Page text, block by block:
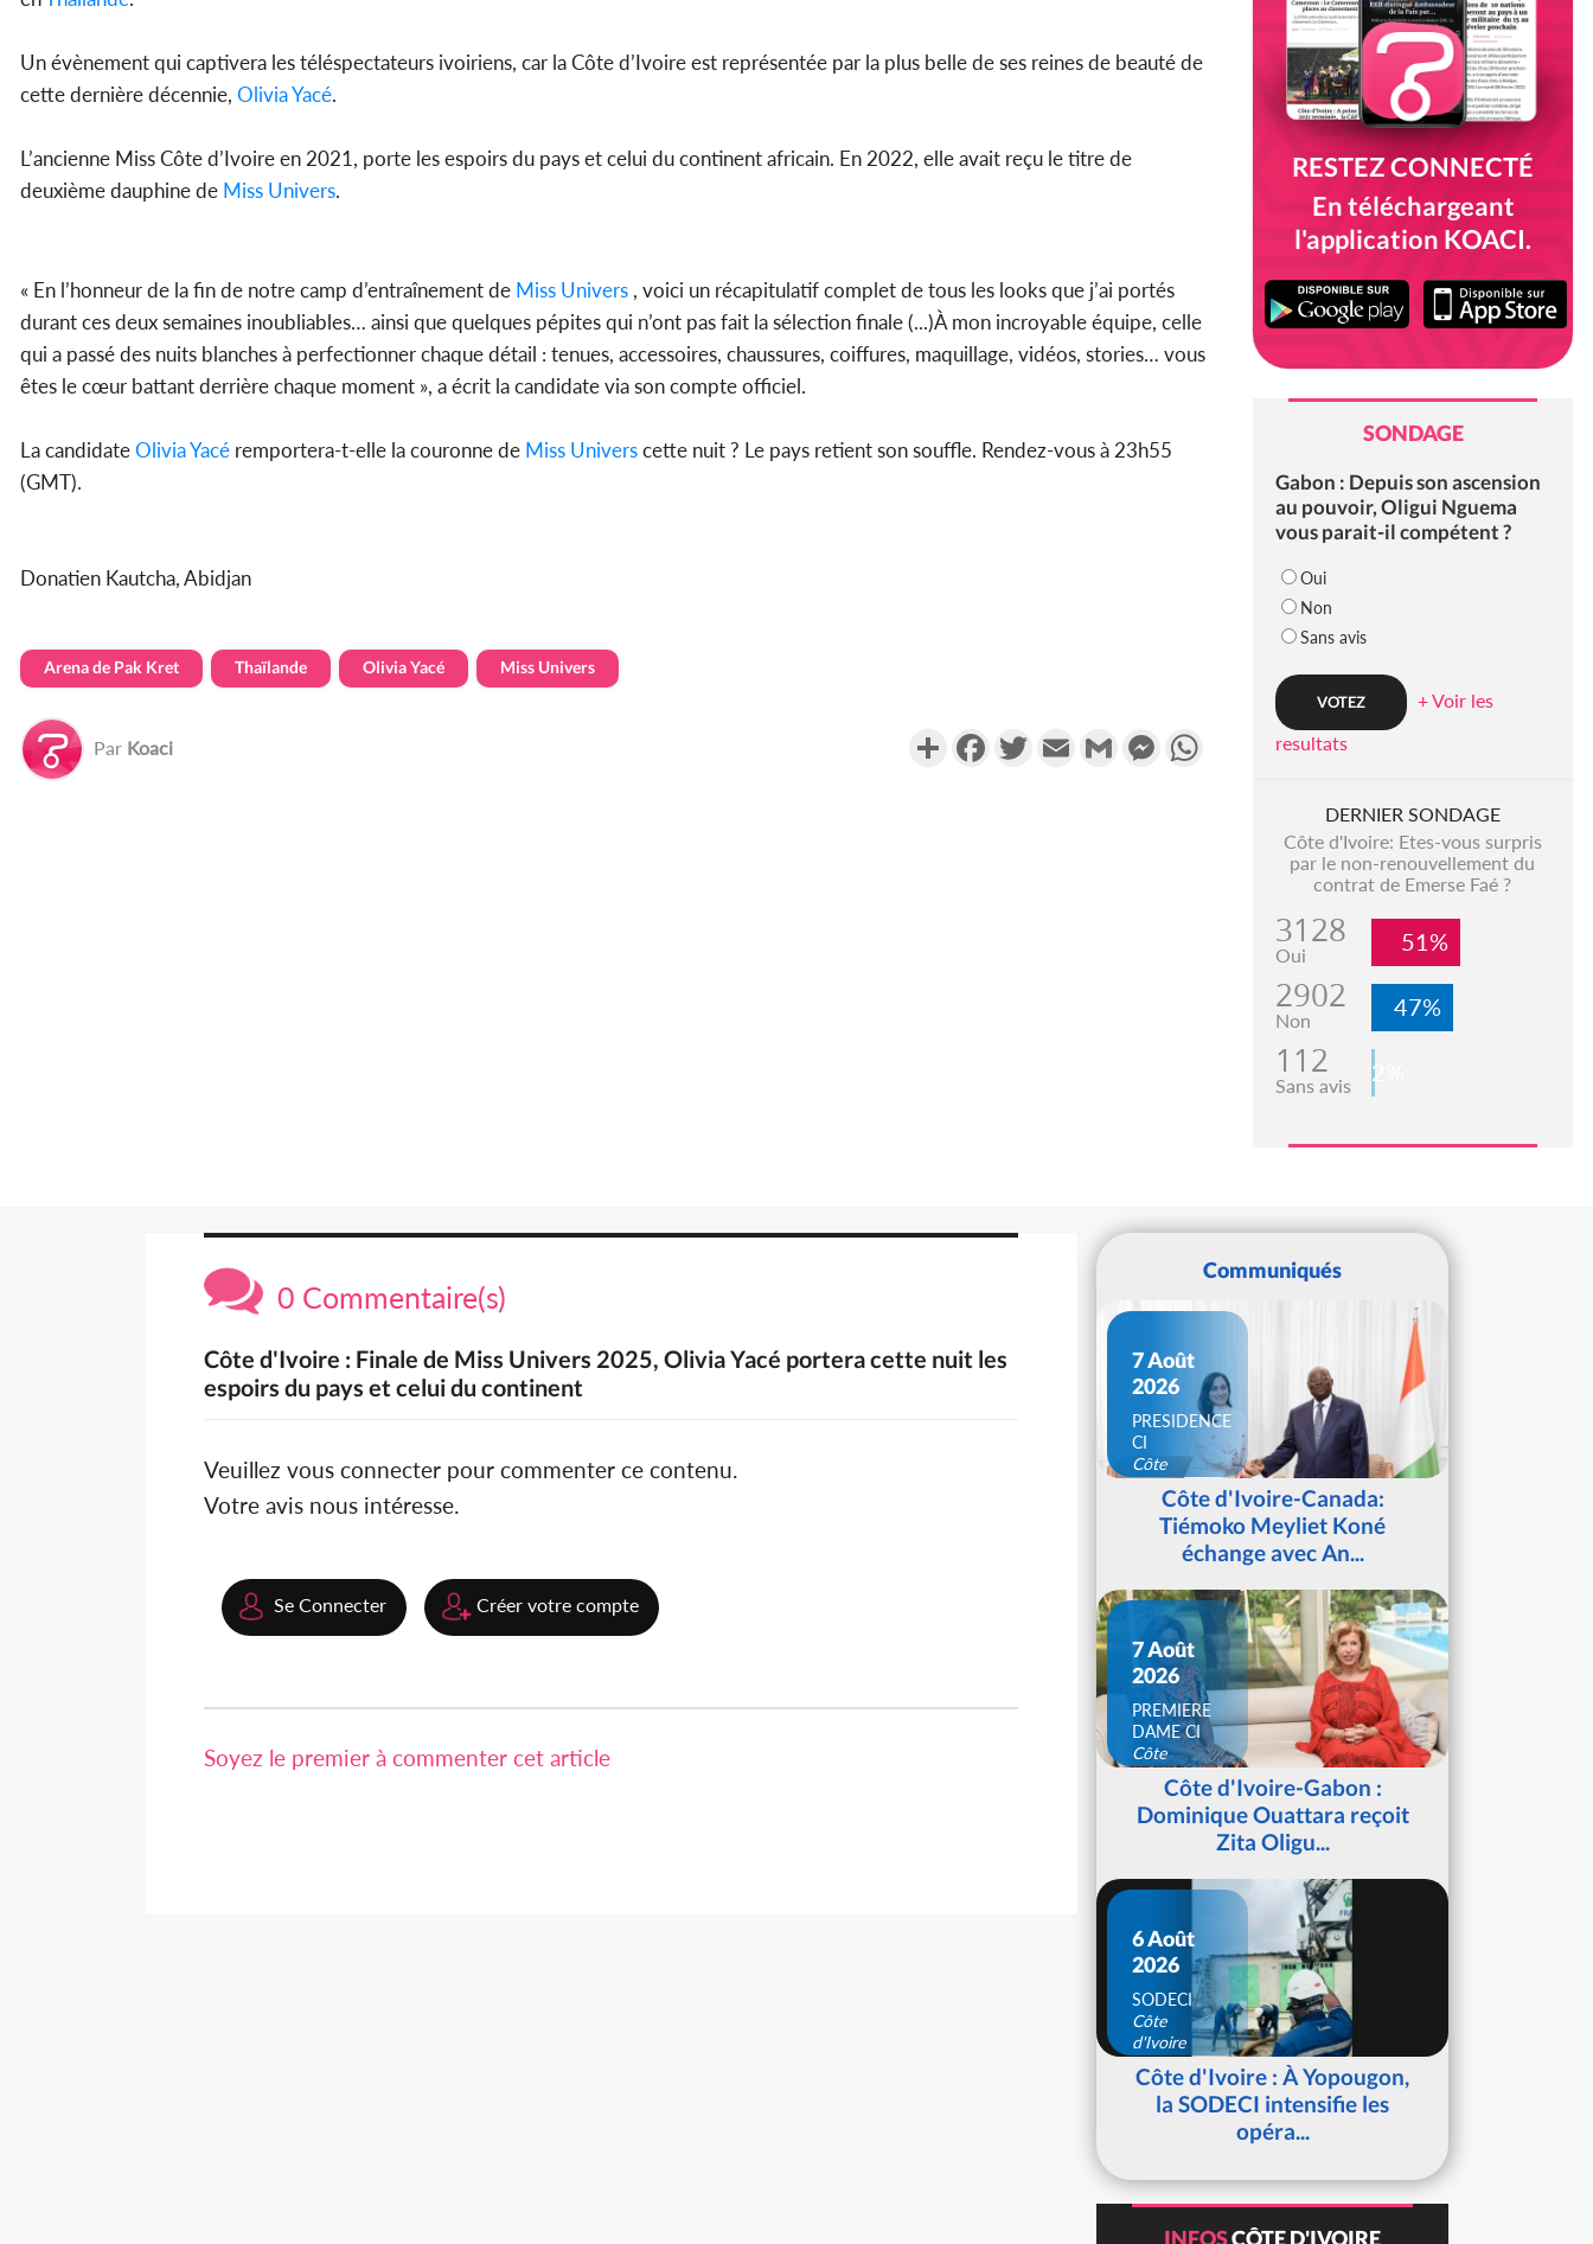
Un évènement qui captivera les téléspectateurs ivoiriens, car la Côte d’Ivoire est représentée par la plus belle de ses reines de beauté de
cette dernière décennie, Olivia Yacé.
L’ancienne Miss Côte d’Ivoire en 2021, porte les espoirs du pays et celui du continent africain. En 2022, elle avait reçu le titre de
deuxième dauphine de Miss Univers.
« En l’honneur de la fin de notre camp d’entraînement de Miss Univers , voici un récapitulatif complet de tous les looks que j’ai portés
durant ces deux semaines inoubliables… ainsi que quelques pépites qui n’ont pas fait la sélection finale (...)À mon incroyable équipe, celle
qui a passé des nuits blanches à perfectionner chaque détail : tenues, accessoires, chaussures, coiffures, maquillage, vidéos, stories… vous
êtes le cœur battant derrière chaque moment », a écrit la candidate via son compte officiel.
La candidateOlivia Yacé remportera-t-elle la couronne de Miss Universcette nuit ? Le pays retient son souffle. Rendez-vous à 23h55
(GMT).
Donatien Kautcha, Abidjan
Arena de Pak Kret Thaïlande Olivia Yacé Miss Univers
Par Koaci PartagerFacebookTwitterEmail Gmail MessengerWhatsApp
RESTEZ CONNECTÉ
En téléchargeant
l'application KOACI.
SONDAGE
Gabon : Depuis son ascension
au pouvoir, Oligui Nguema
vous parait-il compétent ?
Oui
Non
Sans avis
+ Voir les
resultats
DERNIER SONDAGE
Côte d'Ivoire: Etes-vous surpris
par le non-renouvellement du
contrat de Emerse Faé ?
3128
Oui 51%
2902
Non 47%
112
Sans avis 2%
0 Commentaire(s)
Côte d'Ivoire : Finale de Miss Univers 2025, Olivia Yacé portera cette nuit les
espoirs du pays et celui du continent
Veuillez vous connecter pour commenter ce contenu.
Votre avis nous intéresse.
Se Connecter Créer votre compte
Soyez le premier à commenter cet article
Communiqués
7 Août
2026
PRESIDENCE
CI
Côte
d'IvoireCôte d'Ivoire-Canada:
Tiémoko Meyliet Koné
échange avec An...
7 Août
2026
PREMIERE
DAME CI
Côte
d'IvoireCôte d'Ivoire-Gabon :
Dominique Ouattara reçoit
Zita Oligu...
6 Août
2026
SODECI
Côte
d'Ivoire
Côte d'Ivoire : À Yopougon,
la SODECI intensifie les
opéra...
INFOSCÔTE D'IVOIRE